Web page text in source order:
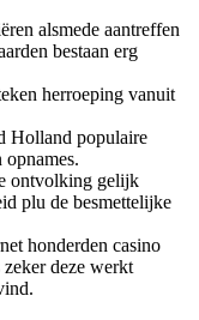
alsmede aantreffen
bestaan erg
herroeping vanuit
Holland populaire
opnames.
ontvolking gelijk
plu de besmettelijke
honderden casino
zeker deze werkt